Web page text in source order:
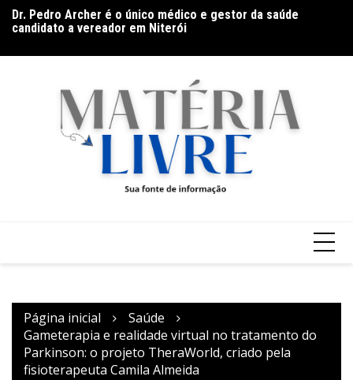
para
conteúdo
Dr. Pedro Archer é o único médico e gestor da saúde
candidato a vereador em Niterói
Página inicial
Saúde
Gameterapia e realidade virtual no tratamento do
Parkinson: o projeto TheraWorld, criado pela
fisioterapeuta Camila Almeida